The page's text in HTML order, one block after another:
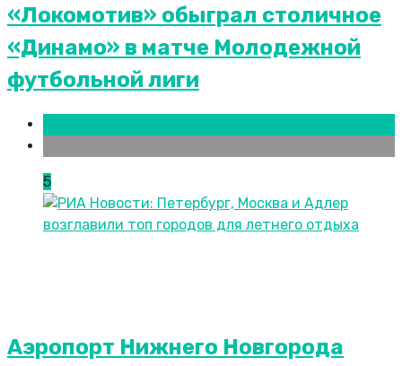
«Локомотив» обыграл столичное
«Динамо» в матче Молодежной
футбольной лиги
5
Аэропорт Нижнего Новгорода